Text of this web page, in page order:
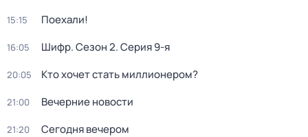
15:15 Поехали!
16:05 Шифр. Сезон 2. Серия 9-я
20:05 Кто хочет стать миллионером?
21:00 Вечерние новости
21:20 Сегодня вечером